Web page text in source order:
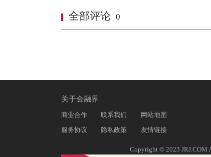
全部评论 0
关于金融界
商业合作 联系我们
网站地图
服务协议
隐私政策 友情链接
Copyright © 2023 JRJ.COM